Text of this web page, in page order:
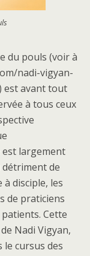
du pouls (voir à
nadi-vigyan-
est avant tout
à tous ceux
est largement
de
disciple, les
de praticiens
Cette
Nadi Vigyan,
le cursus des